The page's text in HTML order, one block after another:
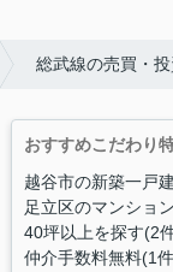
総武線の売買・
おすすめこだわり
越谷市の新築一戸
足立区のマンショ
40坪以上を探す(2
仲介手数料無料(1